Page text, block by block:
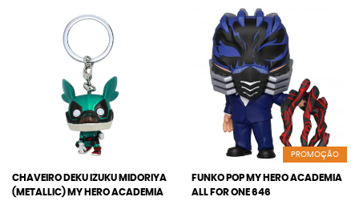
CHAVEIRO DEKU IZUKU MIDORIYA
(METALLIC) MY HERO ACADEMIA
PROMOÇÃO
FUNKO POP MY HERO ACADEMIA
ALL FOR ONE 646